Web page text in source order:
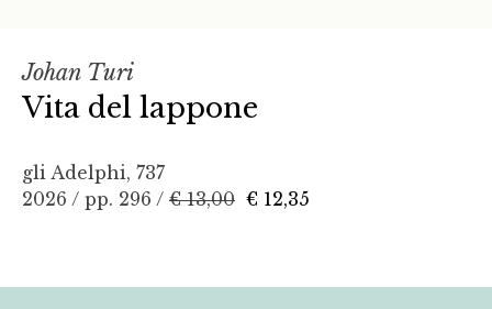
Johan Turi
Vita del lappone
gli Adelphi, 737
2026 / pp. 296 / € 13,00 € 12,35